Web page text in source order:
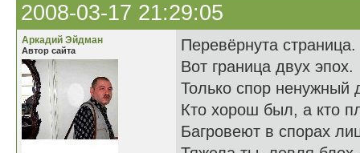
2008-03-17 21:29:05
Аркадий Эйдман
Автор сайта
Перевёрнута страница.
Вот граница двух эпох.
Только спор ненужный
Кто хорош был, а кто
Багровеют в спорах